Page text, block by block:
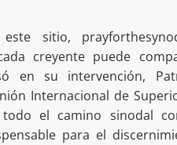
este sitio,
creyente puede
en su intervención,
Internacional de
todo el camino sinodal
para el